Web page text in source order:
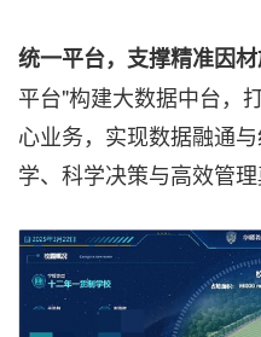
统一平台，支撑精准因材
平台"构建大数据中台，
心业务，实现数据融通
学、科学决策与高效管理